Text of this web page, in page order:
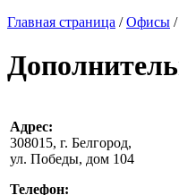
Главная страница /Офисы /
Адрес:
308015, г. Белгород,
ул. Победы, дом 104
Телефон: